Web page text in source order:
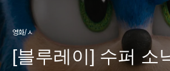
영화/ㅅ
[블루레이] 수퍼 소